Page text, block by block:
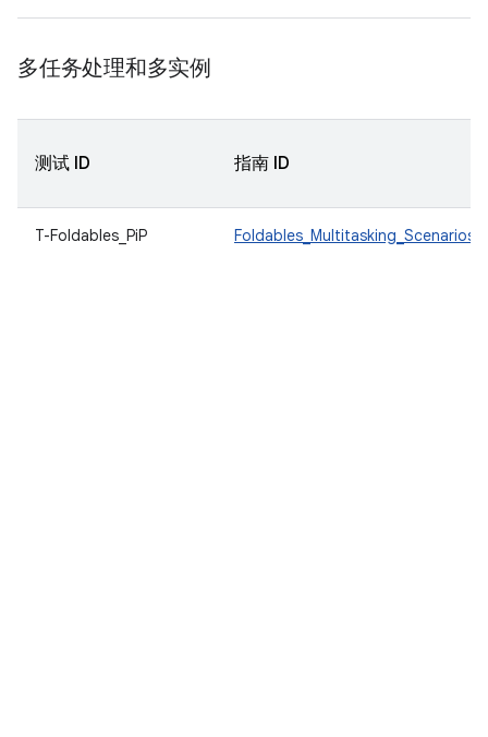
多任务处理和多实例
测试 ID 指南 ID
T-Foldables_PiP Foldables_Multitasking_Scenarios